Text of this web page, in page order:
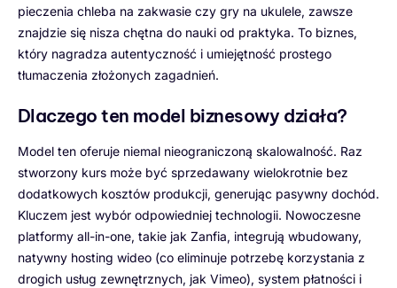
pieczenia chleba na zakwasie czy gry na ukulele, zawsze
znajdzie się nisza chętna do nauki od praktyka. To biznes,
który nagradza autentyczność i umiejętność prostego
tłumaczenia złożonych zagadnień.
Dlaczego ten model biznesowy działa?
Model ten oferuje niemal nieograniczoną skalowalność. Raz
stworzony kurs może być sprzedawany wielokrotnie bez
dodatkowych kosztów produkcji, generując pasywny dochód.
Kluczem jest wybór odpowiedniej technologii. Nowoczesne
platformy all-in-one, takie jak Zanfia, integrują wbudowany,
natywny hosting wideo (co eliminuje potrzebę korzystania z
drogich usług zewnętrznych, jak Vimeo), system płatności i